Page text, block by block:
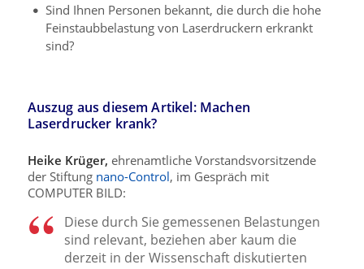
Sind Ihnen Personen bekannt, die durch die hohe
Feinstaubbelastung von Laserdruckern erkrankt
sind?
Auszug aus diesem Artikel: Machen
Laserdrucker krank?
Heike Krüger, ehrenamtliche Vorstandsvorsitzende
der Stiftung nano-Control, im Gespräch mit
COMPUTER BILD:
Diese durch Sie gemessenen Belastungen
sind relevant, beziehen aber kaum die
derzeit in der Wissenschaft diskutierten